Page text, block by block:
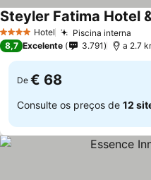
4 EstrelasHotel Piscina interna
Steyler Fatima Hotel
8,7 Excelente 3.791 a 2.7
De € 68
Consulte os preços de 12